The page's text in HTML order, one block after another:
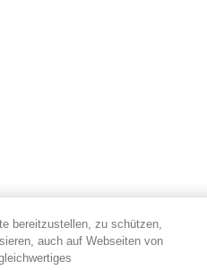
bereitzustellen, zu schützen,
auch auf Webseiten von